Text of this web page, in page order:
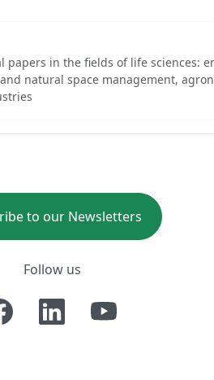
papers in the fields of life sciences:
natural space management,
to our Newsletters
Follow us